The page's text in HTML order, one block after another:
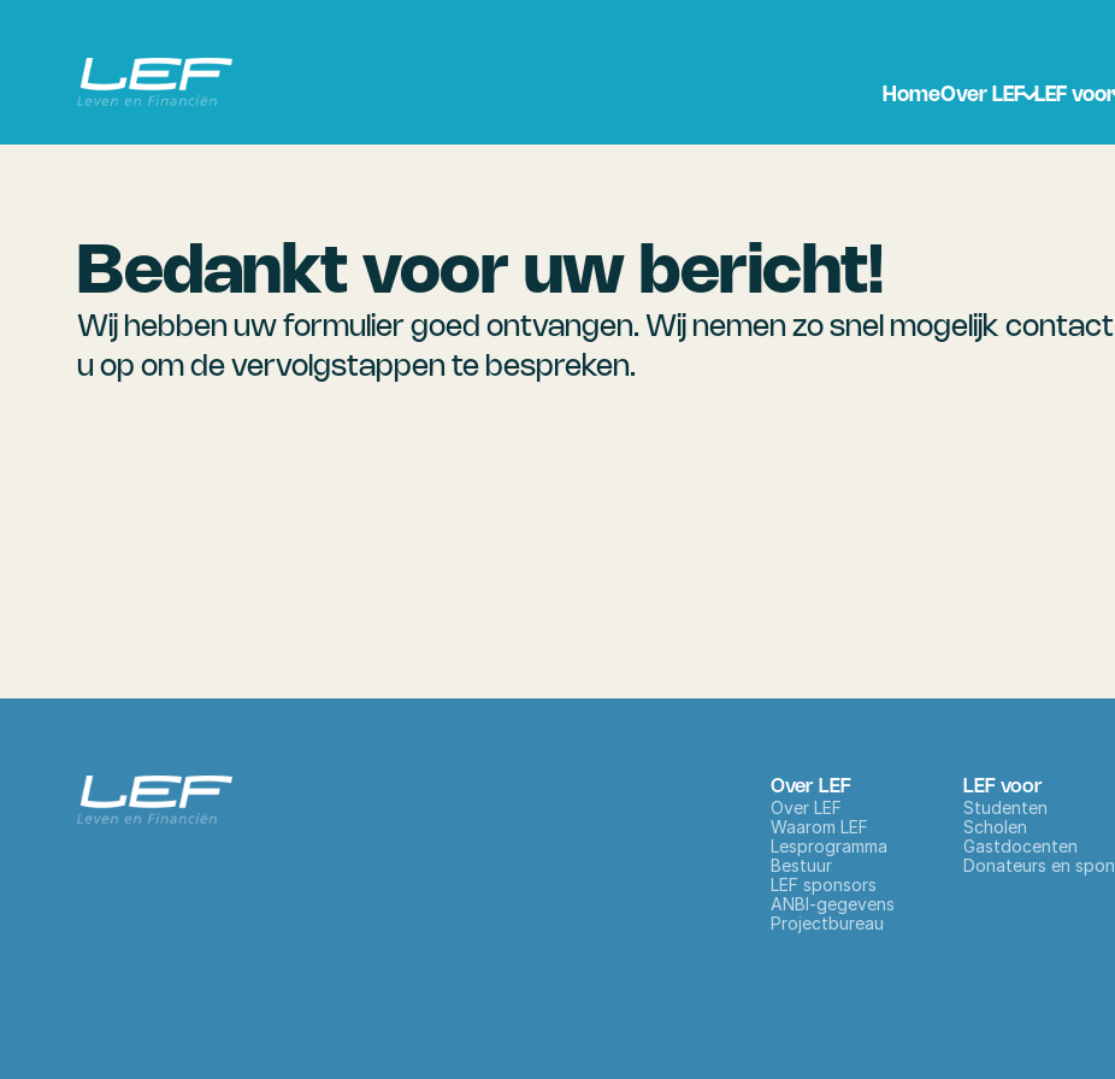
HomeOver LEF LEF voor
Bedankt voor uw bericht!
Wij hebben uw formulier goed ontvangen. Wij nemen zo snel mogelijk
u op om de vervolgstappen te bespreken.
Over LEF
Over LEF
Waarom LEF
Lesprogramma
Bestuur
LEF sponsors
ANBI-gegevens
Projectbureau
LEF voor
Studenten
Scholen
Gastdocenten
Donateurs en